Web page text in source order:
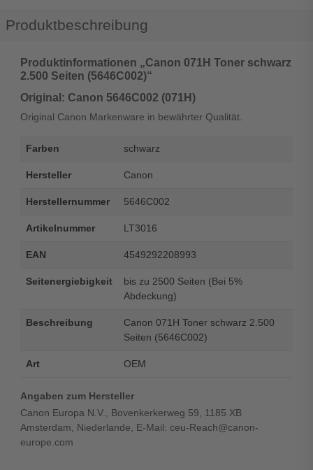
Produktbeschreibung
Produktinformationen „Canon 071H Toner schwarz
2.500 Seiten (5646C002)“
Original: Canon 5646C002 (071H)
Original Canon Markenware in bewährter Qualität.
Farben schwarz
Hersteller Canon
Herstellernummer 5646C002
Artikelnummer LT3016
EAN 4549292208993
Seitenergiebigkeit
bis zu 2500 Seiten (Bei 5%
Abdeckung)
Beschreibung
Canon 071H Toner schwarz 2.500
Seiten (5646C002)
Art OEM
Angaben zum Hersteller
Canon Europa N.V., Bovenkerkerweg 59, 1185 XB
Amsterdam, Niederlande, E-Mail: ceu-Reach@canon-
europe.com